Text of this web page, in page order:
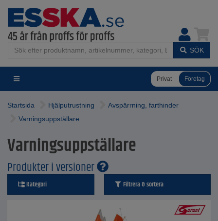
SÖK
Privat Företag
Startsida Hjälputrustning
Avspärrning, farthinder
Varningsuppställare
Varningsuppställare
Produkter i versioner
Kategori Filtrera & sortera